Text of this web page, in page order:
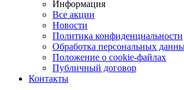
Информация
Все акции
Новости
Политика конфиденциальности
Обработка персональных
Положение о cookie-файлах
Публичный договор
Контакты